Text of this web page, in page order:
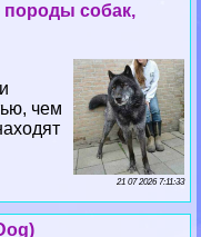
породы собак,
чем
21 07 2026 7:11:33